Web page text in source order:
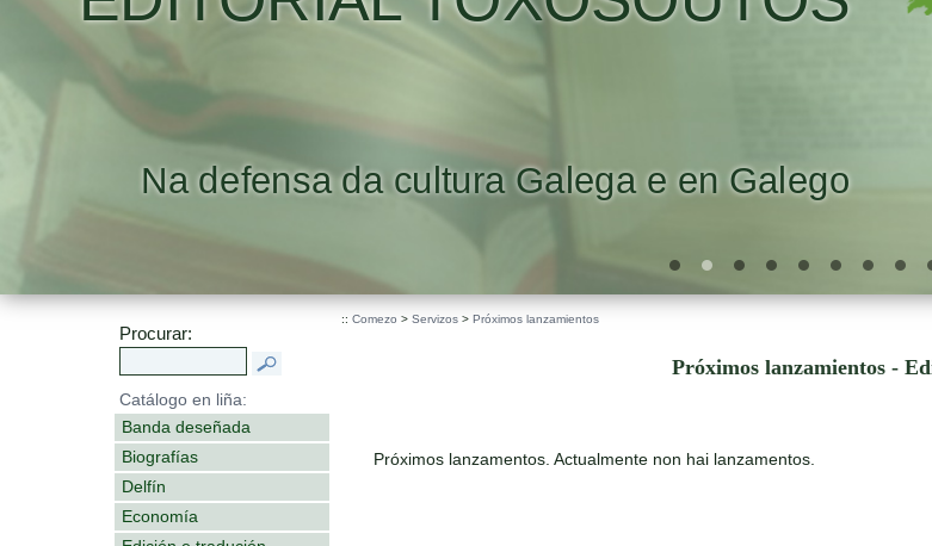
Na defensa da cultura Galega e en Galego
Procurar:
Catálogo en liña:
Banda deseñada
Biografías
Delfín
Economía
:: Comezo > Servizos > Próximos lanzamientos
Próximos lanzamientos -
Próximos lanzamentos. Actualmente non hai lanzamentos.